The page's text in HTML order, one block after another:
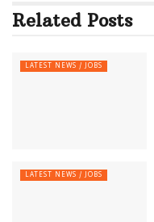
Related Posts
LATEST NEWS / JOBS
LATEST NEWS / JOBS